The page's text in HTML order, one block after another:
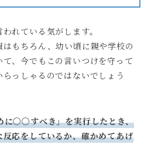
れている気がします。
もちろん、幼い頃に親や学校の
、今でもこの言いつけを守って
っしゃるのではないでしょう
に〇〇すべき」を実行したとき、
応をしているか、確かめてあげ